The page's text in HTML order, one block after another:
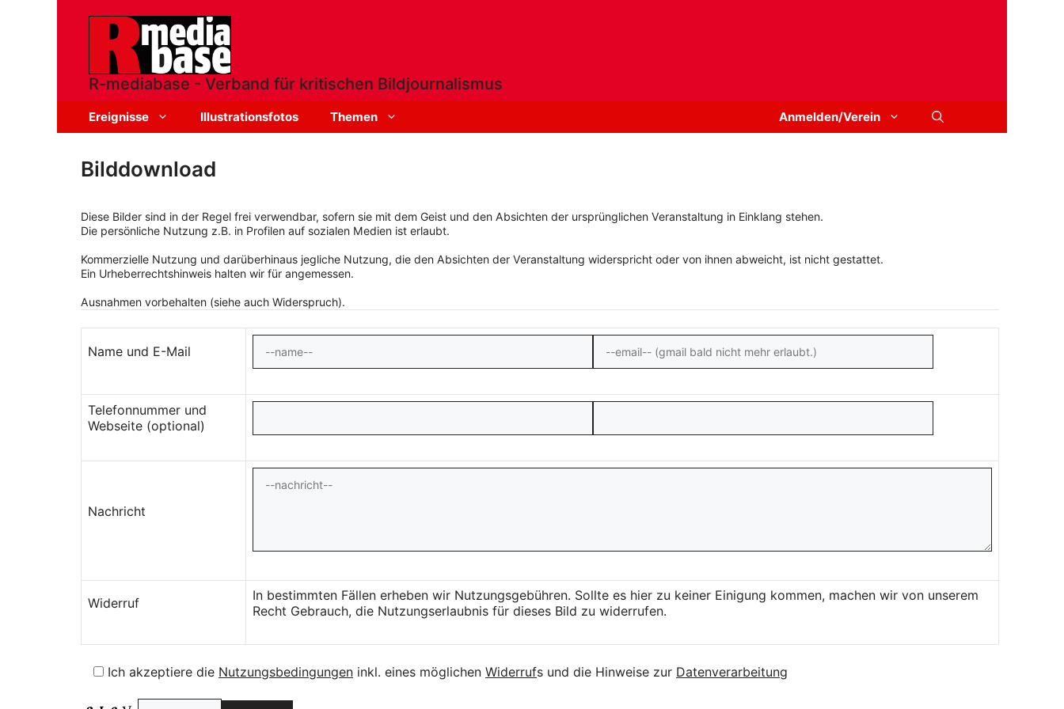
R-mediabase - Verband für kritischen Bildjournalismus
Ereignisse Illustrationsfotos Themen Anmelden/Verein
Bilddownload
Diese Bilder sind in der Regel frei verwendbar, sofern sie mit dem Geist und den Absichten der ursprünglichen Veranstaltung in Einklang stehen.
Die persönliche Nutzung z.B. in Profilen auf sozialen Medien ist erlaubt.
Kommerzielle Nutzung und darüberhinaus jegliche Nutzung, die den Absichten der Veranstaltung widerspricht oder von ihnen abweicht, ist nicht gestattet.
Ein Urheberrechtshinweis halten wir für angemessen.
Ausnahmen vorbehalten (siehe auch Widerspruch).
Name und E-Mail
Telefonnummer und
Webseite (optional)
Nachricht
Widerruf
In bestimmten Fällen erheben wir Nutzungsgebühren. Sollte es hier zu keiner Einigung kommen, machen wir von unserem
Recht Gebrauch, die Nutzungserlaubnis für dieses Bild zu widerrufen.
Ich akzeptiere die Nutzungsbedingungen inkl. eines möglichen Widerrufs und die Hinweise zur Datenverarbeitung